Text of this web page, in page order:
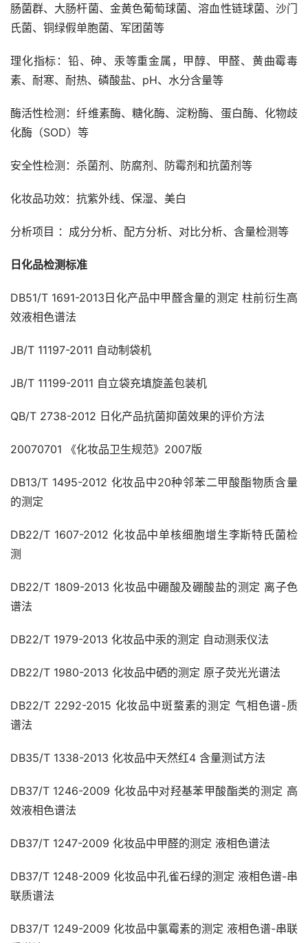
肠菌群、大肠杆菌、金黄色葡萄球菌、溶血性链球菌、沙门
氏菌、铜绿假单胞菌、军团菌等
理化指标：铅、砷、汞等重金属，甲醇、甲醛、黄曲霉毒
素、耐寒、耐热、磷酸盐、pH、水分含量等
酶活性检测：纤维素酶、糖化酶、淀粉酶、蛋白酶、化物歧
化酶（SOD）等
安全性检测：杀菌剂、防腐剂、防霉剂和抗菌剂等
化妆品功效：抗紫外线、保湿、美白
分析项目 ：成分分析、配方分析、对比分析、含量检测等
日化品检测标准
DB51/T 1691-2013日化产品中甲醛含量的测定 柱前衍生高
效液相色谱法
JB/T 11197-2011 自动制袋机
JB/T 11199-2011 自立袋充填旋盖包装机
QB/T 2738-2012 日化产品抗菌抑菌效果的评价方法
20070701 《化妆品卫生规范》2007版
DB13/T 1495-2012 化妆品中20种邻苯二甲酸酯物质含量
的测定
DB22/T 1607-2012 化妆品中单核细胞增生李斯特氏菌检
测
DB22/T 1809-2013 化妆品中硼酸及硼酸盐的测定 离子色
谱法
DB22/T 1979-2013 化妆品中汞的测定 自动测汞仪法
DB22/T 1980-2013 化妆品中硒的测定 原子荧光光谱法
DB22/T 2292-2015 化妆品中斑蝥素的测定 气相色谱-质
谱法
DB35/T 1338-2013 化妆品中天然红4 含量测试方法
DB37/T 1246-2009 化妆品中对羟基苯甲酸酯类的测定 高
效液相色谱法
DB37/T 1247-2009 化妆品中甲醛的测定 液相色谱法
DB37/T 1248-2009 化妆品中孔雀石绿的测定 液相色谱-串
联质谱法
DB37/T 1249-2009 化妆品中氯霉素的测定 液相色谱-串联